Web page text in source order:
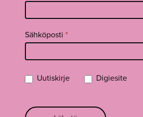
Sähköposti *
Uutiskirje Digiesite